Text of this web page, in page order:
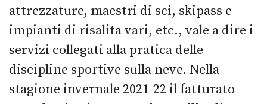
attrezzature, maestri di sci, skipass e
impianti di risalita vari, etc., vale a dire i
servizi collegati alla pratica delle
discipline sportive sulla neve. Nella
stagione invernale 2021-22 il fatturato